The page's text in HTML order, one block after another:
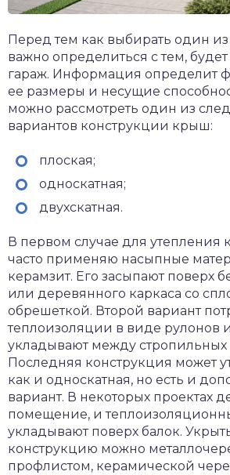
Перед тем как выбирать один из
важно определиться с тем, будет
гараж. Информация определит
ее размеры и несущие
можно рассмотреть один из
вариантов конструкции крыш:
плоская;
односкатная;
двухскатная.
В первом случае для утепления
часто применяю насыпные
керамзит. Его засыпают поверх
или деревянного каркаса со
обрешеткой. Второй вариант
теплоизоляции в виде рулонов
укладывают между стропильных
Последняя конструкция может
как и односкатная, но есть и
вариант. В некоторых проектах
помещение, и
укладывают поверх балок.
конструкцию можно
профлистом, керамической